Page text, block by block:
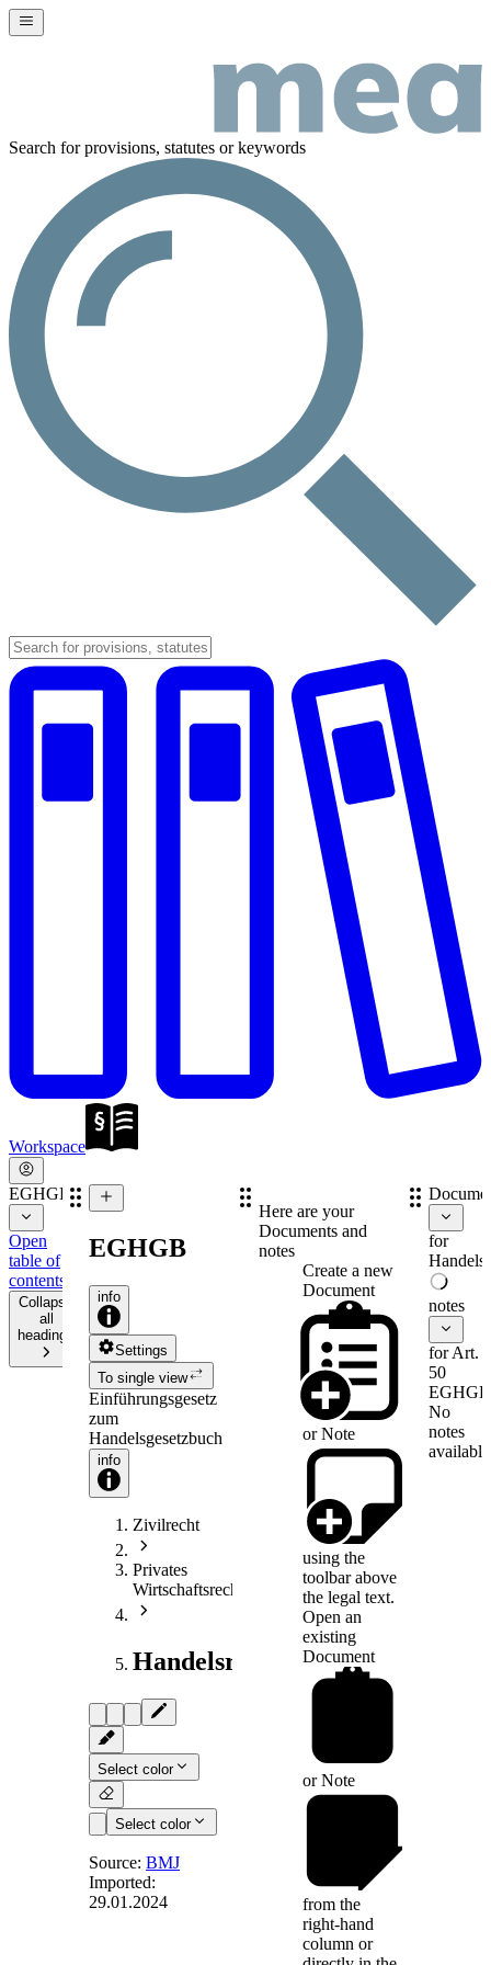
Search for provisions, statutes or keywords
Workspace
EGHGB
Open
table of
contents
Collapse
all
headings
EGHGB
info
Settings
To single view
Einführungsgesetz
zum
Handelsgesetzbuch
info
Zivilrecht
Privates
Wirtschaftsrecht
Handelsrecht
Select color
Select color
Art. 50
Source:BMJ
Imported:
29.01.2024
Here are your
Documents and
notes
Create a new
Document
orNote
using the
toolbar above
the legal text.
Open an
existing
Document
orNote
from the
right-hand
column or
for
notes
for Art.
50
EGHGB
No
notes